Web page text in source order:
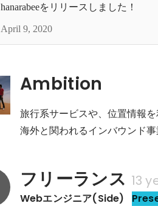
hanarabeeをリリースしました！
April 9, 2020
Ambition
旅行系サービスや、位置情報
海外と関われるインバウンド
フリーランス 13
Webエンジニア(Side)